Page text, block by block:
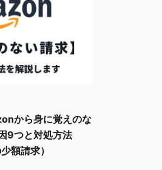
から身に覚えのな
9つと対処方法
額請求）